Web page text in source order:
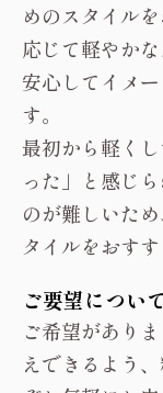
めのスタイル
応じて軽やか
安心してイメ
す。
最初から軽く
った」と感じ
のが難しいた
タイルをおすす
ご要望につい
ご希望があり
えできるよう